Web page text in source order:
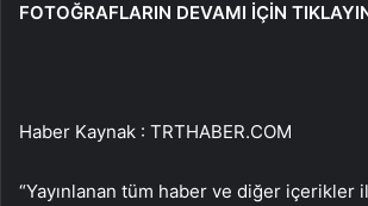
FOTOĞRAFLARIN DEVAMI İÇİN
Haber Kaynak : TRTHABER.COM
“Yayınlanan tüm haber ve diğer içerikler